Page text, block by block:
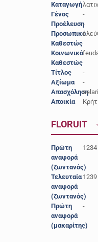
Καταγωγή
Γένος
-
Προέλευση-
Προσωπικό
Καθεστώς
Κοινωνικό
Καθεστώς
Τίτλος
-
Αξίωμα
-
Απασχόληση
Αποικία
FLORUIT
Πρώτη
αναφορά
(ζωντανός)
1234
Τελευταία
αναφορά
(ζωντανός)
1239
Πρώτη
αναφορά
(μακαρίτης)
-